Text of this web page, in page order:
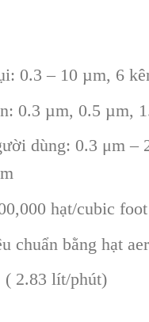
0.3 – 10 µm, 6
0.3 µm, 0.5 µm,
dùng: 0.3 μm –
hạt/cubic
chuẩn bằng hạt
2.83 lít/phút)